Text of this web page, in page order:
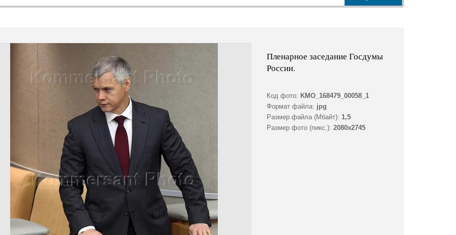
Пленарное заседание Госдумы
России.
Код фото: KMO_168479_00058_1
Формат файла: jpg
Размер файла (Мбайт): 1,5
Размер фото (пикс.): 2080x2745